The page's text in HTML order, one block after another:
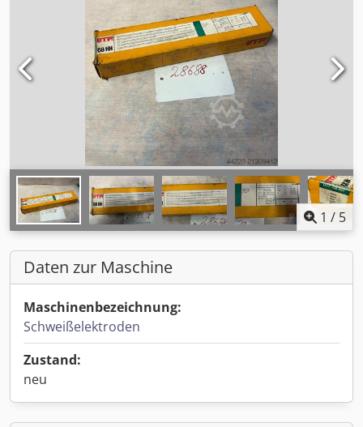
1 / 5
Daten zur Maschine
Maschinenbezeichnung:
Schweißelektroden
Zustand:
neu